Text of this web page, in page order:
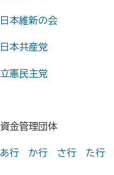
日本維新の会
日本共産党
立憲民主党
資金管理団体
あ行 か行 さ行 た行